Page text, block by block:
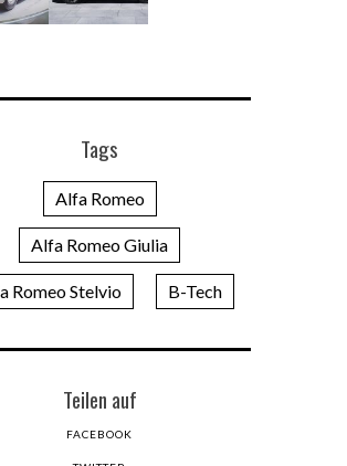
Tags
Alfa Romeo
Alfa Romeo Giulia
Romeo Stelvio B-Tech
Teilen auf
FACEBOOK